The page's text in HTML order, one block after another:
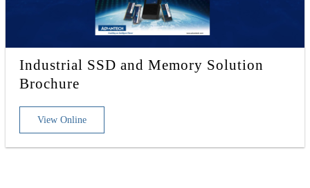
Industrial SSD and Memory Solution
Brochure
View Online